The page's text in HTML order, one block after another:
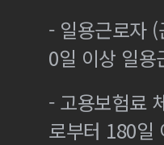
- 일용근로자
0일 이상 일용
- 고용보험료
로부터 180일